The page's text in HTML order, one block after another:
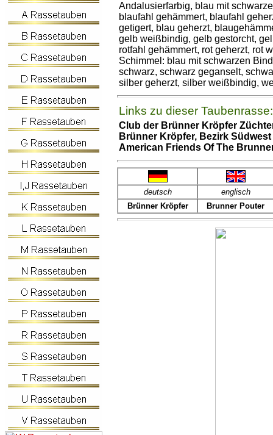
Andalusierfarbig, blau mit
blaufahl gehämmert, blaufahl
getigert, blau geherzt,
gelb weißbindig, gelb gestorcht,
rotfahl gehämmert, rot geherzt, rot
Schimmel: blau mit schwarzen
schwarz, schwarz geganselt,
silber geherzt, silber weißbindig,
Links zu dieser Taubenrasse:
Club der Brünner Kröpfer
Brünner Kröpfer, Bezirk Südwest
American Friends Of The
deutsch englisch
Brünner Kröpfer
Brunner Pouter